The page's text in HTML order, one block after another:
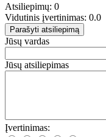
Atsiliepimų: 0
Vidutinis įvertinimas: 0.0
Parašyti atsiliepimą
Jūsų vardas
Jūsų atsiliepimas
Įvertinimas: